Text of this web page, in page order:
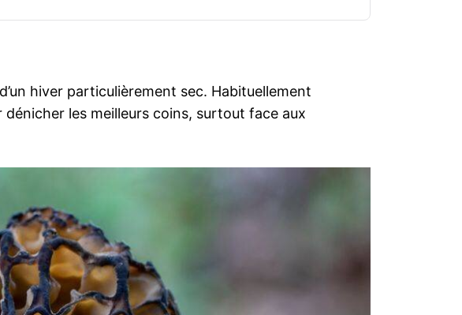
hiver particulièrement sec. Habituellement
les meilleurs coins, surtout face aux